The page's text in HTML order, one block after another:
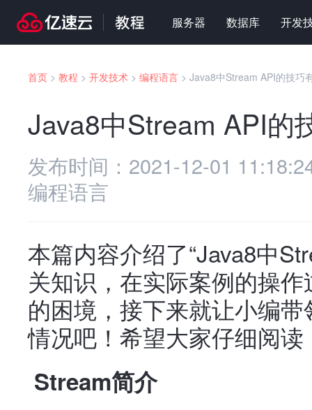
服务器 数据库 开发
首页 > 教程 > 开发技术 > 编程语言 > Java8中Stream API的技巧
Java8中Stream API的
发布时间： 2021-12-01
编程语言
本篇内容介绍了“Java8中
关知识，在实际案例的操
的困境，接下来就让小编
情况吧！希望大家仔细阅
Stream简介